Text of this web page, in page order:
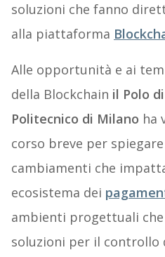
soluzioni che fanno
alla piattaforma
Alle opportunità e ai
della Blockchain il Polo
Politecnico di Milano ha
corso breve per
cambiamenti che
ecosistema dei
ambienti progettuali
soluzioni per il controllo